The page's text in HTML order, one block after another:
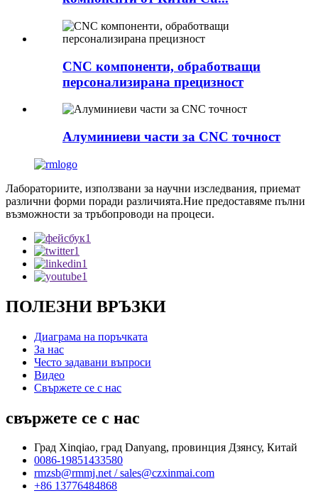
CNC компоненти, обработващи
персонализирана прецизност
Алуминиеви части за CNC точност
Лабораториите, използвани за научни изследвания, приемат
различни форми поради различията.Ние предоставяме пълни
възможности за тръбопроводи на процеси.
ПОЛЕЗНИ ВРЪЗКИ
Диаграма на поръчката
За нас
Често задавани въпроси
Видео
Свържете се с нас
свържете се с нас
Град Xinqiao, град Danyang, провинция Дзянсу, Китай
0086-19851433580
rmzsb@rmmj.net / sales@czxinmai.com
+86 13776484868